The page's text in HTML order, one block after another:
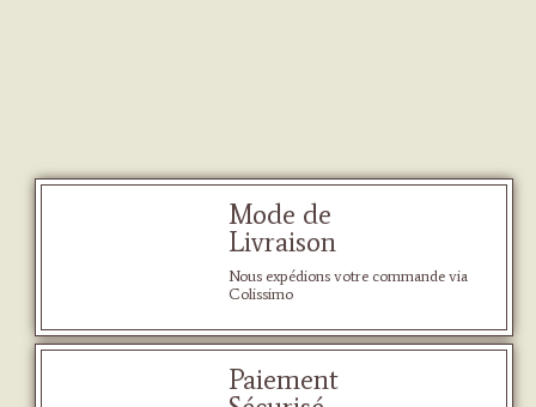
Mode de
Livraison
Nous expédions votre commande via
Colissimo
Paiement